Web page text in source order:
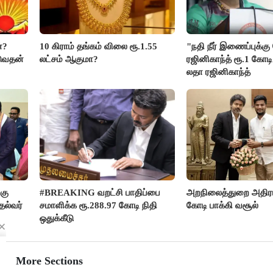
10 கிராம் தங்கம் விலை ரூ.1.55
லட்சம் ஆகுமா?
"நதி நீர்
ரஜினிகாந்த் ரூ.1
லதா ரஜினிகாந்த்
#BREAKING வறட்சி பாதிப்பை
சமாளிக்க ரூ.288.97 கோடி நிதி
ஒதுக்கீடு
அறநிலைத்துறை
கோடி பாக்கி வசூல்
More Sections